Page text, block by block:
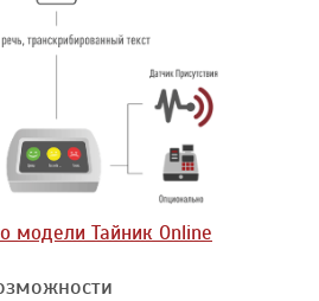
модели Тайник Online